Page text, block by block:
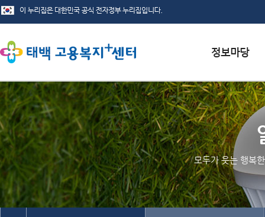
서식자료실
채용정보
인재정보
관련사이트
모두가 웃는 행복